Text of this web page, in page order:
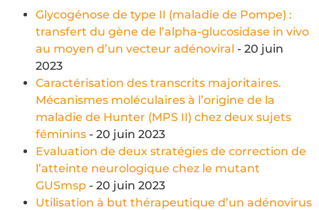
Glycogénose de type II (maladie de Pompe) :
transfert du gène de l’alpha-glucosidase in vivo
au moyen d’un vecteur adénoviral - 20 juin
2023
Caractérisation des transcrits majoritaires.
Mécanismes moléculaires à l’origine de la
maladie de Hunter (MPS II) chez deux sujets
féminins - 20 juin 2023
Evaluation de deux stratégies de correction de
l’atteinte neurologique chez le mutant
GUSmsp - 20 juin 2023
Utilisation à but thérapeutique d’un adénovirus